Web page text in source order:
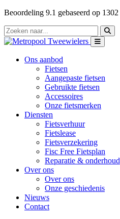
Beoordeling 9.1 gebaseerd op 1302
Ons aanbod
Fietsen
Aangepaste fietsen
Gebruikte fietsen
Accessoires
Onze fietsmerken
Diensten
Fietsverhuur
Fietslease
Fietsverzekering
Fisc Free Fietsplan
Reparatie & onderhoud
Over ons
Over ons
Onze geschiedenis
Nieuws
Contact